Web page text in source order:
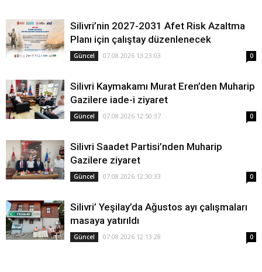
Silivri’nin 2027-2031 Afet Risk Azaltma
Planı için çalıştay düzenlenecek
Güncel 07.08.2026 13:23:03 0
Silivri Kaymakamı Murat Eren’den Muharip
Gazilere iade-i ziyaret
Güncel 07.08.2026 12:50:37 0
Silivri Saadet Partisi’nden Muharip
Gazilere ziyaret
Güncel 07.08.2026 12:30:33 0
Silivri’ Yeşilay’da Ağustos ayı çalışmaları
masaya yatırıldı
Güncel 07.08.2026 12:13:28 0